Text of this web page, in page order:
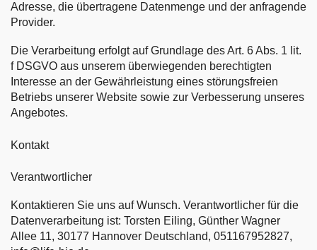
Adresse, die übertragene Datenmenge und der anfragende
Provider.
Die Verarbeitung erfolgt auf Grundlage des Art. 6 Abs. 1 lit.
f DSGVO aus unserem überwiegenden berechtigten
Interesse an der Gewährleistung eines störungsfreien
Betriebs unserer Website sowie zur Verbesserung unseres
Angebotes.
Kontakt
Verantwortlicher
Kontaktieren Sie uns auf Wunsch. Verantwortlicher für die
Datenverarbeitung ist: Torsten Eiling, Günther Wagner
Allee 11, 30177 Hannover Deutschland, 051167952827,